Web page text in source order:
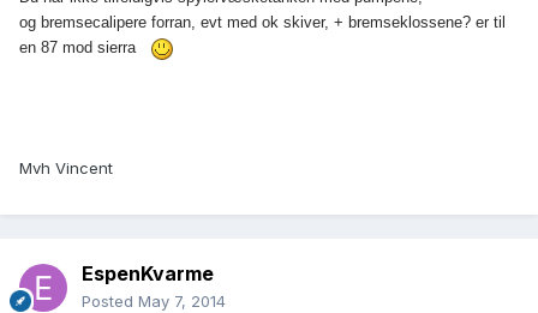
og bremsecalipere forran, evt med ok skiver, + bremseklossene? er til
en 87 mod sierra
Mvh Vincent
EspenKvarme
Posted May 7, 2014